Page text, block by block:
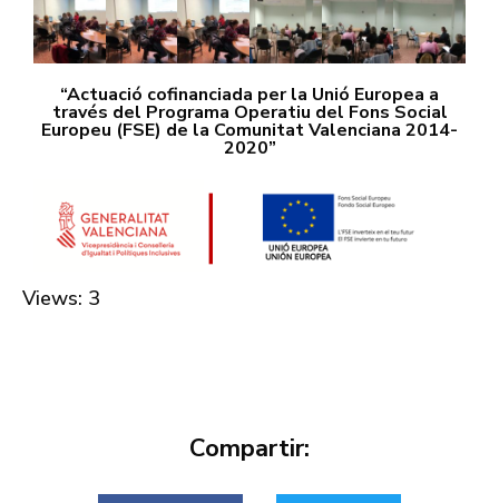
“Actuació cofinanciada per la Unió Europea a
través del Programa Operatiu del Fons Social
Europeu (FSE) de la Comunitat Valenciana 2014-
2020”
Views: 3
Compartir: